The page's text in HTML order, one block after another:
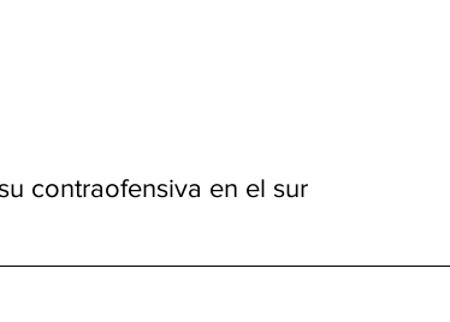
contraofensiva en el sur